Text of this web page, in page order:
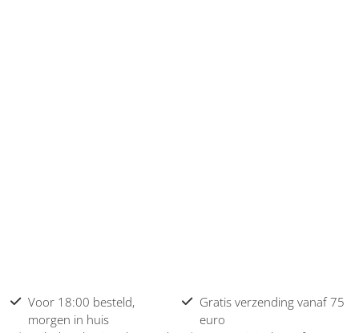
Voor 18:00 besteld,
morgen in huis
Gratis verzending vanaf 75
euro